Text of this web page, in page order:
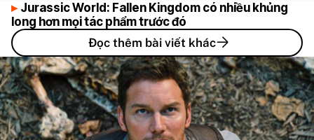
Jurassic World: Fallen Kingdom có nhiều khủng
long hơn mọi tác phẩm trước đó
Đọc thêm bài viết khác